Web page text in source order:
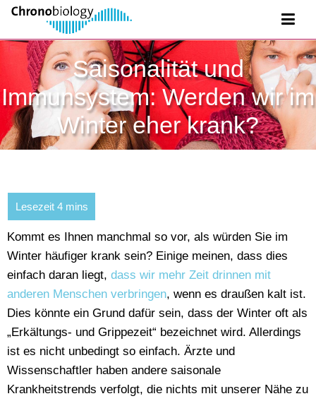
Saisonalität und
Immunsystem: Werden wir im
Winter eher krank?
Kommt es Ihnen manchmal so vor, als würden Sie im
Winter häufiger krank sein? Einige meinen, dass dies
einfach daran liegt, dass wir mehr Zeit drinnen mit
anderen Menschen verbringen, wenn es draußen kalt ist.
Dies könnte ein Grund dafür sein, dass der Winter oft als
„Erkältungs- und Grippezeit“ bezeichnet wird. Allerdings
ist es nicht unbedingt so einfach. Ärzte und
Wissenschaftler haben andere saisonale
Krankheitstrends verfolgt, die nichts mit unserer Nähe zu